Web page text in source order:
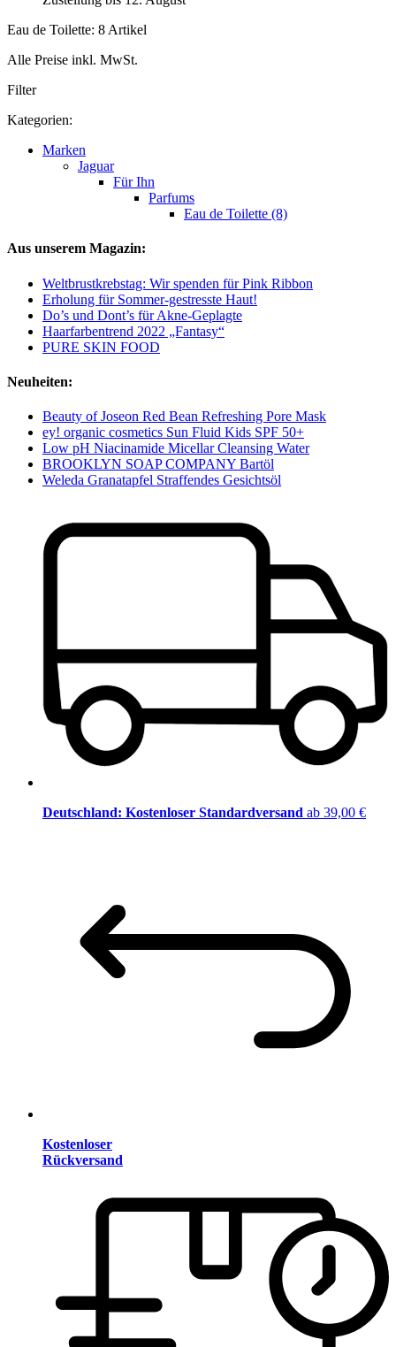
Eau de Toilette: 8 Artikel
Alle Preise inkl. MwSt.
Filter
Kategorien:
Marken
Jaguar
Für Ihn
Parfums
Eau de Toilette (8)
Aus unserem Magazin:
Weltbrustkrebstag: Wir spenden für Pink Ribbon
Erholung für Sommer-gestresste Haut!
Do’s und Dont’s für Akne-Geplagte
Haarfarbentrend 2022 „Fantasy“
PURE SKIN FOOD
Neuheiten:
Beauty of Joseon Red Bean Refreshing Pore Mask
ey! organic cosmetics Sun Fluid Kids SPF 50+
Low pH Niacinamide Micellar Cleansing Water
BROOKLYN SOAP COMPANY Bartöl
Weleda Granatapfel Straffendes Gesichtsöl
Deutschland: Kostenloser Standardversand ab 39,00 €
Kostenloser
Rückversand